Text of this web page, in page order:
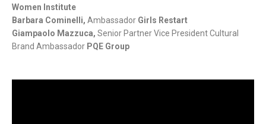
Women Institute
Barbara Cominelli, Ambassador Girls Restart
Giampaolo Mazzuca, Senior Partner Vice President Cultural
Brand Ambassador PQE Group